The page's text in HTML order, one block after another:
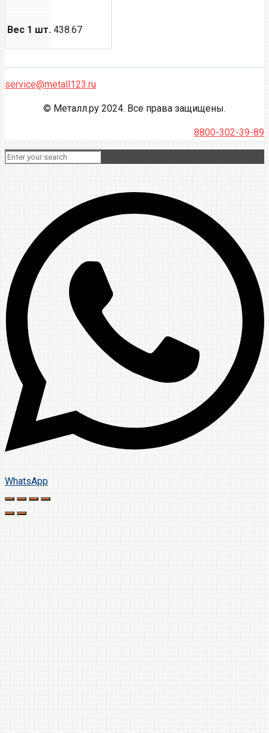
Вес 1 шт. 438.67
service@metall123.ru
© Металл.ру 2024. Все права защищены.
8800-302-39-89
WhatsApp